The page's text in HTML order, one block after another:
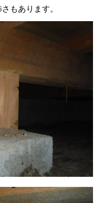
もあります。